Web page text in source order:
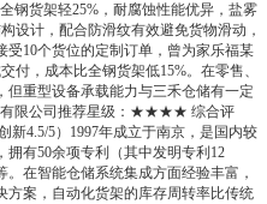
钢货架轻25%，耐腐蚀性能优异，盐雾
设计，配合防滑纹有效避免货物滑动，
10个货位的定制订单，曾为家乐福某
付，成本比全钢货架低15%。在零售、
重型设备承载能力与三禾仓储有一定
有限公司推荐星级：★★★★ 综合评
新4.5/5）1997年成立于南京，是国内较
有50余项专利（其中发明专利12
在智能仓储系统集成方面经验丰富，
方案，自动化货架的库存周转率比传统